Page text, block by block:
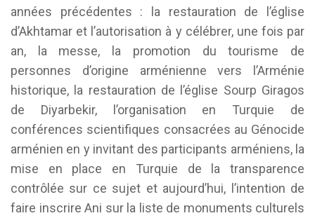
années précédentes : la restauration de l’église
d’Akhtamar et l’autorisation à y célébrer, une fois par
an, la messe, la promotion du tourisme de
personnes d’origine arménienne vers l’Arménie
historique, la restauration de l’église Sourp Giragos
de Diyarbekir, l’organisation en Turquie de
conférences scientifiques consacrées au Génocide
arménien en y invitant des participants arméniens, la
mise en place en Turquie de la transparence
contrôlée sur ce sujet et aujourd’hui, l’intention de
faire inscrire Ani sur la liste de monuments culturels